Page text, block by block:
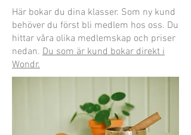
Här bokar du dina klasser. Som ny kund
behöver du först bli medlem hos oss. Du
hittar våra olika medlemskap och priser
nedan. Du som är kund bokar direkt i
Wondr.